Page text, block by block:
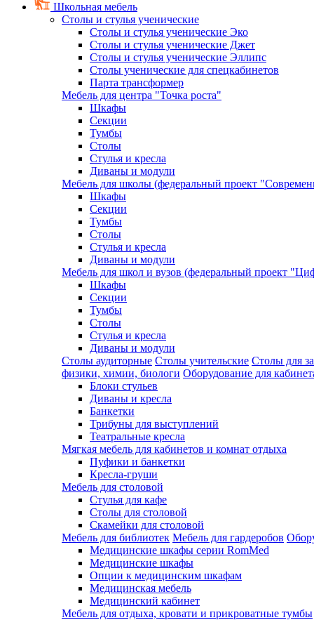
Школьная мебель
Столы и стулья ученические
Столы и стулья ученические Эко
Столы и стулья ученические Джет
Столы и стулья ученические Эллипс
Столы ученические для спецкабинетов
Парта трансформер
Мебель для центра "Точка роста"
Шкафы
Секции
Тумбы
Столы
Стулья и кресла
Диваны и модули
Мебель для школы (федеральный проект
Шкафы
Секции
Тумбы
Столы
Стулья и кресла
Диваны и модули
Мебель для школ и вузов (федеральный проект
Шкафы
Секции
Тумбы
Столы
Стулья и кресла
Диваны и модули
Столы аудиторные Столы учительские Столы для
физики, химии, биологи Оборудование для
Блоки стульев
Диваны и кресла
Банкетки
Трибуны для выступлений
Театральные кресла
Мягкая мебель для кабинетов и комнат отдыха
Пуфики и банкетки
Кресла-груши
Мебель для столовой
Cтулья для кафе
Cтолы для столовой
Скамейки для столовой
Мебель для библиотек Мебель для гардеробов
Медицинские шкафы серии RomMed
Медицинские шкафы
Опции к медицинским шкафам
Медицинская мебель
Медицинский кабинет
Мебель для отдыха, кровати и прикроватные тумбы